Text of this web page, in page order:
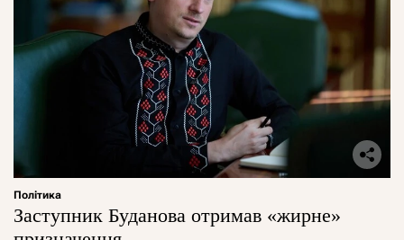
Політика
Заступник Буданова отримав «жирне»